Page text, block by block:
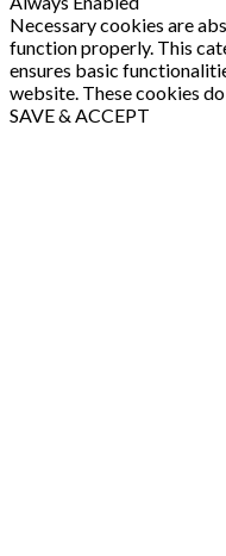
Necessary cookies are
function properly. This
ensures basic
website. These cookies
SAVE & ACCEPT